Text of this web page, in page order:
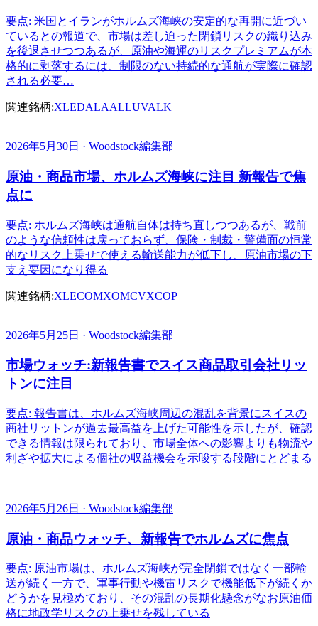
要点: 米国とイランがホルムズ海峡の安定的な再開に近づい
ているとの報道で、市場は差し迫った閉鎖リスクの織り込み
を後退させつつあるが、原油や海運のリスクプレミアムが本
格的に剥落するには、制限のない持続的な通航が実際に確認
される必要…
関連銘柄:XLEDALAALLUVALK
2026年5月30日 · Woodstock編集部
原油・商品市場、ホルムズ海峡に注目 新報告で焦
点に
要点: ホルムズ海峡は通航自体は持ち直しつつあるが、戦前
のような信頼性は戻っておらず、保険・制裁・警備面の恒常
的なリスク上乗せで使える輸送能力が低下し、原油市場の下
支え要因になり得る
関連銘柄:XLECOMXOMCVXCOP
2026年5月25日 · Woodstock編集部
市場ウォッチ:新報告書でスイス商品取引会社リッ
トンに注目
要点: 報告書は、ホルムズ海峡周辺の混乱を背景にスイスの
商社リットンが過去最高益を上げた可能性を示したが、確認
できる情報は限られており、市場全体への影響よりも物流や
利ざや拡大による個社の収益機会を示唆する段階にとどまる
2026年5月26日 · Woodstock編集部
原油・商品ウォッチ、新報告でホルムズに焦点
要点: 原油市場は、ホルムズ海峡が完全閉鎖ではなく一部輸
送が続く一方で、軍事行動や機雷リスクで機能低下が続くか
どうかを見極めており、その混乱の長期化懸念がなお原油価
格に地政学リスクの上乗せを残している